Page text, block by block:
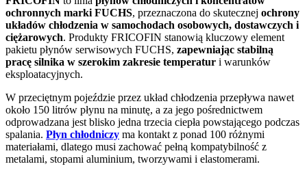
ochronnych marki FUCHS, przeznaczona do skutecznej ochrony
układów chłodzenia w samochodach osobowych, dostawczych i
ciężarowych. Produkty FRICOFIN stanowią kluczowy element
pakietu płynów serwisowych FUCHS, zapewniając stabilną
pracę silnika w szerokim zakresie temperatur i warunków
eksploatacyjnych.
W przeciętnym pojeździe przez układ chłodzenia przepływa nawet
około 150 litrów płynu na minutę, a za jego pośrednictwem
odprowadzana jest blisko jedna trzecia ciepła powstającego podczas
spalania. Płyn chłodniczy ma kontakt z ponad 100 różnymi
materiałami, dlatego musi zachować pełną kompatybilność z
metalami, stopami aluminium, tworzywami i elastomerami.